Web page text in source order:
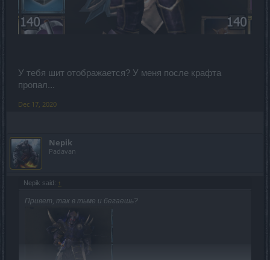
У тебя шит отображается? У меня после крафта
пропал...
Dec 17, 2020
Nepik
Padavan
Nepik said: ↑
Привет, так в тьме и бегаешь?